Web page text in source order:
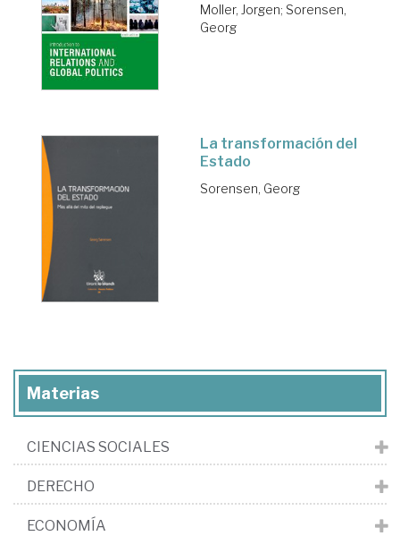
Moller, Jorgen; Sorensen,
Georg
La transformación del
Estado
Sorensen, Georg
Materias
CIENCIAS SOCIALES
DERECHO
ECONOMÍA